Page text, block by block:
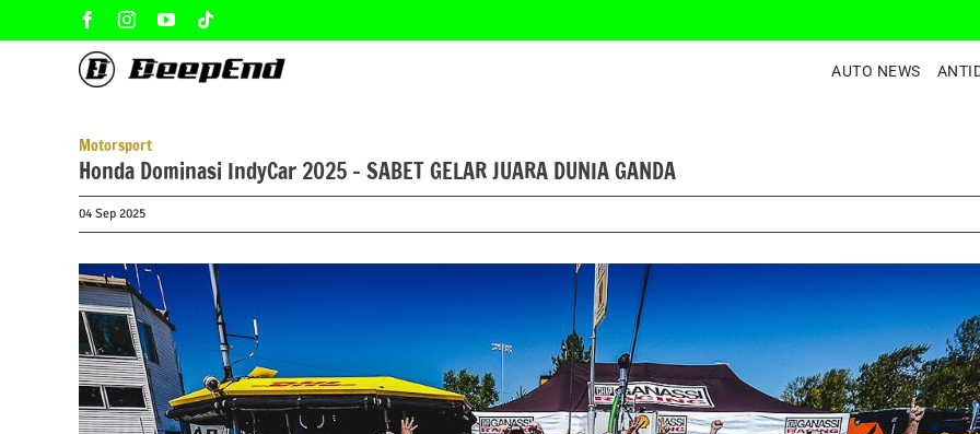
to
FacebookInstagramYouTube
AUTO NEWS
Motorsport
Honda Dominasi IndyCar 2025 – SABET GELAR JUARA DUNIA GANDA
04 Sep 2025
View
Larger
Image